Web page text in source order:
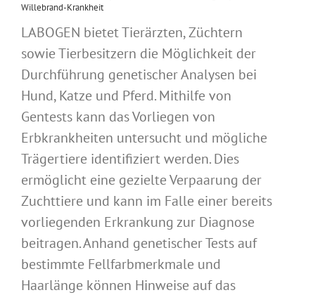
Willebrand-Krankheit
LABOGEN bietet Tierärzten, Züchtern
sowie Tierbesitzern die Möglichkeit der
Durchführung genetischer Analysen bei
Hund, Katze und Pferd. Mithilfe von
Gentests kann das Vorliegen von
Erbkrankheiten untersucht und mögliche
Trägertiere identifiziert werden. Dies
ermöglicht eine gezielte Verpaarung der
Zuchttiere und kann im Falle einer bereits
vorliegenden Erkrankung zur Diagnose
beitragen. Anhand genetischer Tests auf
bestimmte Fellfarbmerkmale und
Haarlänge können Hinweise auf das